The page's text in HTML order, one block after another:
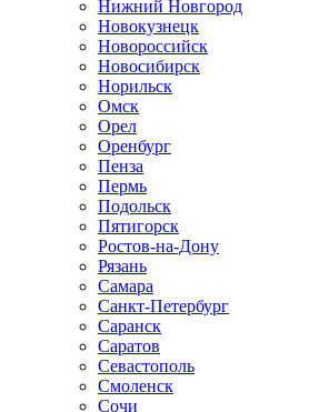
Нижний Новгород
Новокузнецк
Новороссийск
Новосибирск
Норильск
Омск
Орел
Оренбург
Пенза
Пермь
Подольск
Пятигорск
Ростов-на-Дону
Рязань
Самара
Санкт-Петербург
Саранск
Саратов
Севастополь
Смоленск
Сочи